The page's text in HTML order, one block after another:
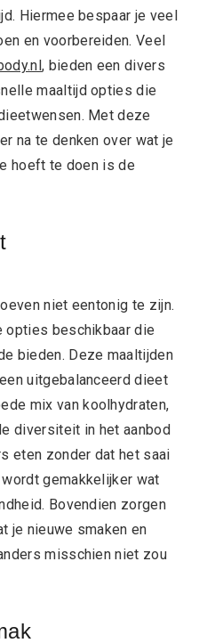
Hiermee bespaar je veel
en voorbereiden. Veel
, bieden een divers
maaltijd opties die
Met deze
na te denken over wat je
hoeft te doen is de
niet eentonig te zijn.
opties beschikbaar die
bieden. Deze maaltijden
uitgebalanceerd dieet
mix van koolhydraten,
diversiteit in het aanbod
eten zonder dat het saai
gemakkelijker wat
Bovendien zorgen
je nieuwe smaken en
misschien niet zou